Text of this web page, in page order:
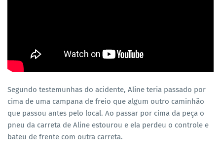
Segundo testemunhas do acidente, Aline teria passado por
cima de uma campana de freio que algum outro caminhão
que passou antes pelo local. Ao passar por cima da peça o
pneu da carreta de Aline estourou e ela perdeu o controle e
bateu de frente com outra carreta.